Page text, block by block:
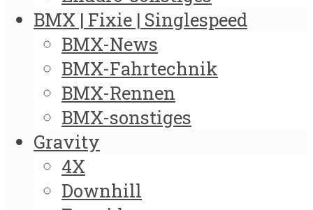
BMX | Fixie | Singlespeed
BMX-News
BMX-Fahrtechnik
BMX-Rennen
BMX-sonstiges
Gravity
4X
Downhill